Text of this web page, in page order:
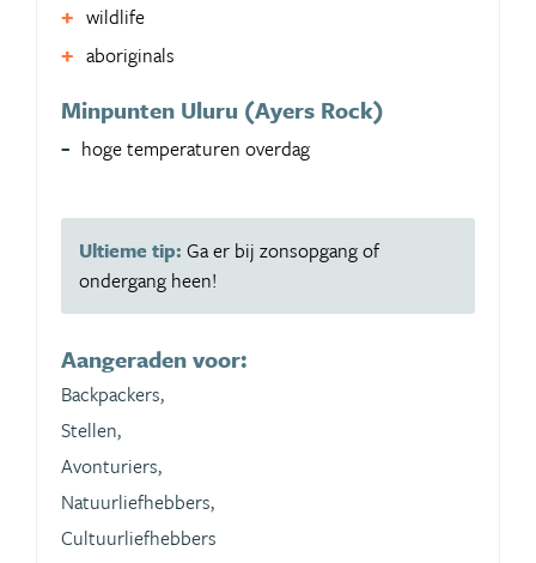
wildlife
aboriginals
Minpunten Uluru (Ayers Rock)
hoge temperaturen overdag
Ultieme tip: Ga er bij zonsopgang of
ondergang heen!
Aangeraden voor:
Backpackers,
Stellen,
Avonturiers,
Natuurliefhebbers,
Cultuurliefhebbers